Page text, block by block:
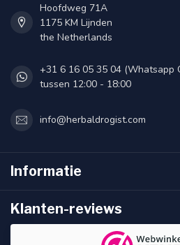
Hoofdweg 71A
1175 KM Lijnden
the Netherlands
+31 6 16 05 35 04 (Whatsapp
tussen 12:00 - 18:00
info@herbaldrogist.com
Informatie
Klanten-reviews